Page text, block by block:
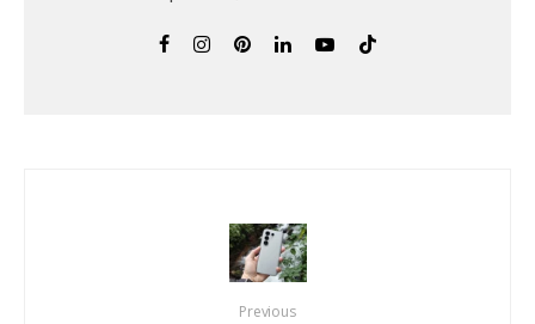
Previous